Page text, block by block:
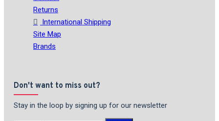
Returns
International Shipping
Site Map
Brands
Don't want to miss out?
Stay in the loop by signing up for our newsletter